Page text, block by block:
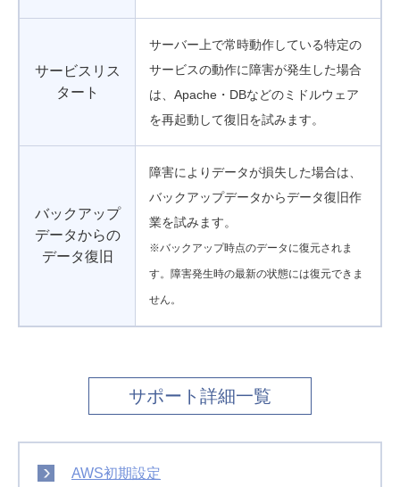
サービスリス
タート
サーバー上で常時動作している特定の
サービスの動作に障害が発生した場合
は、Apache・DBなどのミドルウェア
を再起動して復旧を試みます。
バックアップ
データからの
データ復旧
障害によりデータが損失した場合は、
バックアップデータからデータ復旧作
業を試みます。
※バックアップ時点のデータに復元されま
す。障害発生時の最新の状態には復元できま
せん。
サポート詳細一覧
AWS初期設定